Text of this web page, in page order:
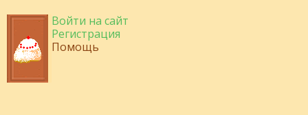
Войти на сайт
Регистрация
Помощь